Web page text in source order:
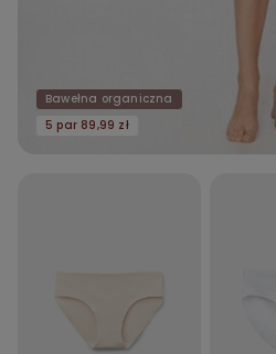
Bawełna organiczna
5 par 89,99 zł